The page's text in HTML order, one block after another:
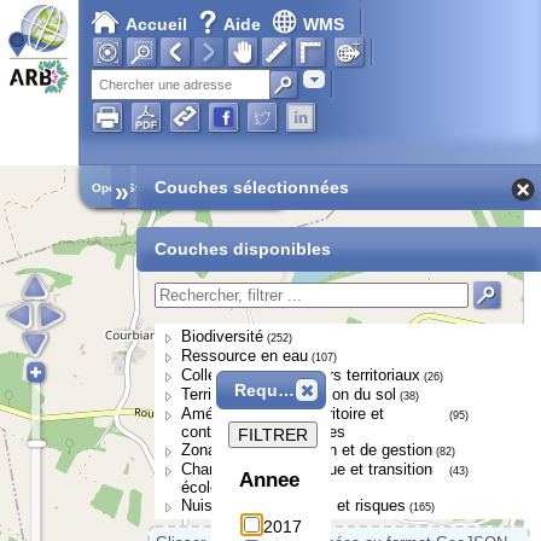
Accueil Aide WMS
Adresse
Open Street Map
» Couches sélectionnées
Couches disponibles
Biodiversité (252)
Ressource en eau (107)
Collectivités et acteurs territoriaux (26)
Territoires et occupation du sol (38)
Aménagement du territoire et
continuités écologiques
(95)
Zonages de protection et de gestion (82)
Changement climatique et transition
écologique
(43)
Nuisances, pressions et risques (165)
Requête
Annee
2017
FILTRER